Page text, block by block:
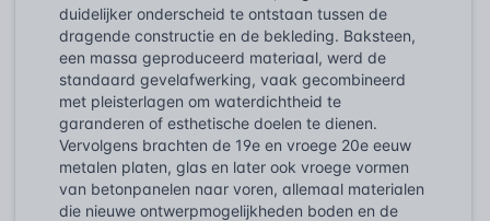
duidelijker onderscheid te ontstaan tussen de
dragende constructie en de bekleding. Baksteen,
een massa geproduceerd materiaal, werd de
standaard gevelafwerking, vaak gecombineerd
met pleisterlagen om waterdichtheid te
garanderen of esthetische doelen te dienen.
Vervolgens brachten de 19e en vroege 20e eeuw
metalen platen, glas en later ook vroege vormen
van betonpanelen naar voren, allemaal materialen
die nieuwe ontwerpmogelijkheden boden en de